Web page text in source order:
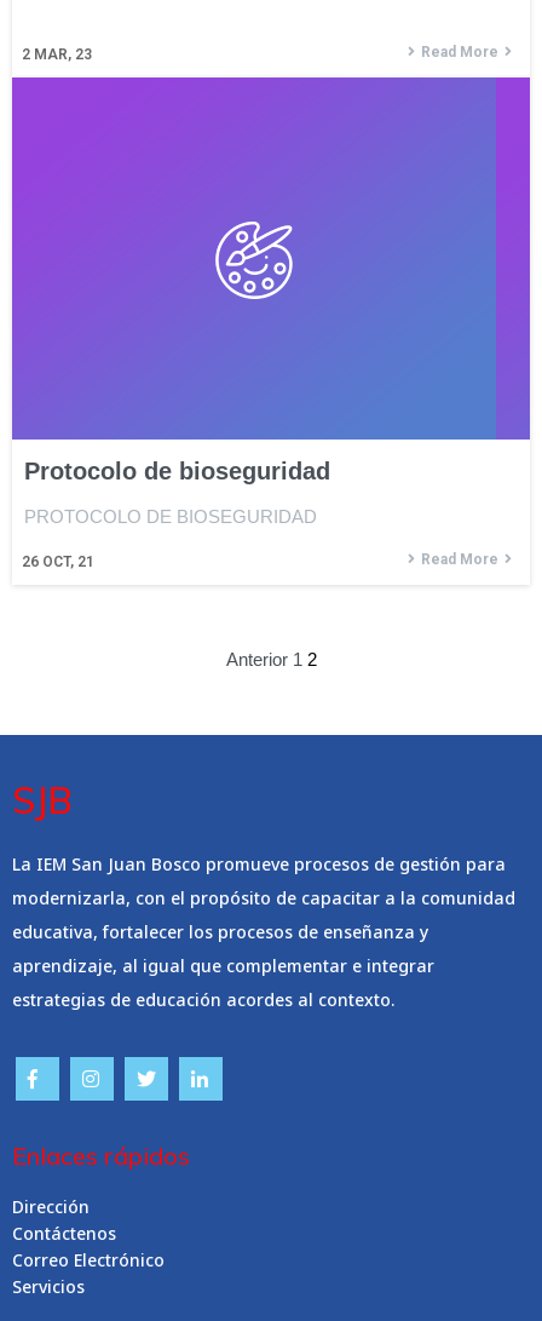
2 MAR, 23 Read More
Protocolo de bioseguridad
26 OCT, 21
PROTOCOLO DE BIOSEGURIDAD
Read More
Anterior 1 2
SJB
La IEM San Juan Bosco promueve procesos de gestión para
modernizarla, con el propósito de capacitar a la comunidad
educativa, fortalecer los procesos de enseñanza y
aprendizaje, al igual que complementar e integrar
estrategias de educación acordes al contexto.
Enlaces rápidos
Dirección
Contáctenos
Correo Electrónico
Servicios